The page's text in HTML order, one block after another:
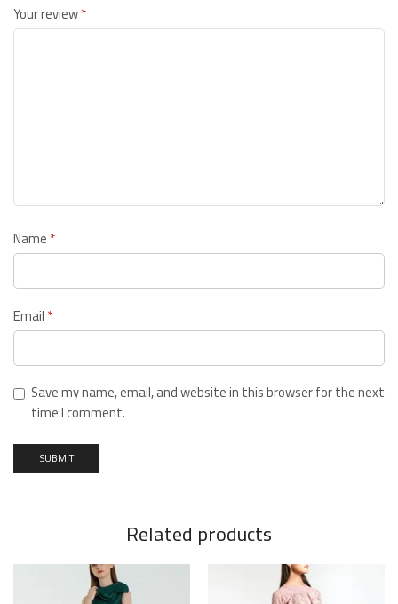
Your review*
Name*
Email*
Save my name, email, and website in this browser for the next
time I comment.
Related products